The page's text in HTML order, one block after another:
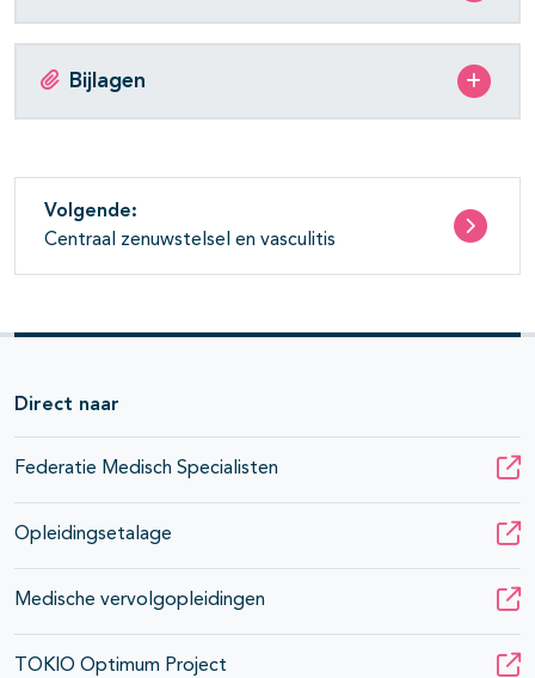
Bijlagen
Volgende:
Centraal zenuwstelsel en vasculitis
Direct naar
Federatie Medisch Specialisten
Opleidingsetalage
Medische vervolgopleidingen
TOKIO Optimum Project